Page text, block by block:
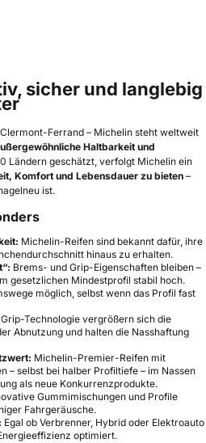
sicher und langlebig
Ferrand – Michelin steht weltweit
Haltbarkeit und
Ländern geschätzt, verfolgt Michelin ein
Komfort und Lebensdauer zu bieten –
ist.
Michelin-Reifen sind bekannt dafür, ihre
hinaus zu erhalten.
Brems- und Grip-Eigenschaften bleiben –
gesetzlichen Mindestprofil stabil hoch.
möglich, selbst wenn das Profil fast
Technologie vergrößern sich die
Abnutzung und halten die Nasshaftung
Michelin-Premier-Reifen mit
– selbst bei halber Profiltiefe – im Nassen
als neue Konkurrenzprodukte.
Gummimischungen und Profile
Fahrgeräusche.
Egal ob Verbrenner, Hybrid oder Elektroauto
optimiert.